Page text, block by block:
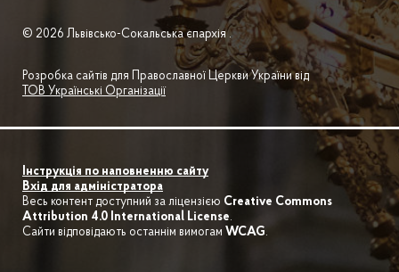
© 2026 Львівсько-Сокальська єпархія .
Розробка сайтів для Православної Церкви України від
ТОВ Українські Організації
Інструкція по наповненню сайту
Вхід для адміністратора
Весь контент доступний за ліцензією Creative Commons
Attribution 4.0 International License.
Сайти відповідають останнім вимогам WCAG.